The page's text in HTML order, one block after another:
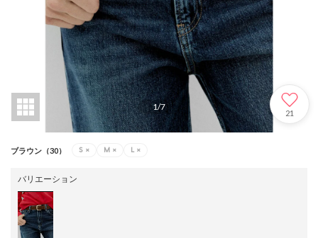
1/7
21
ブラウン（30） S × M × L ×
バリエーション